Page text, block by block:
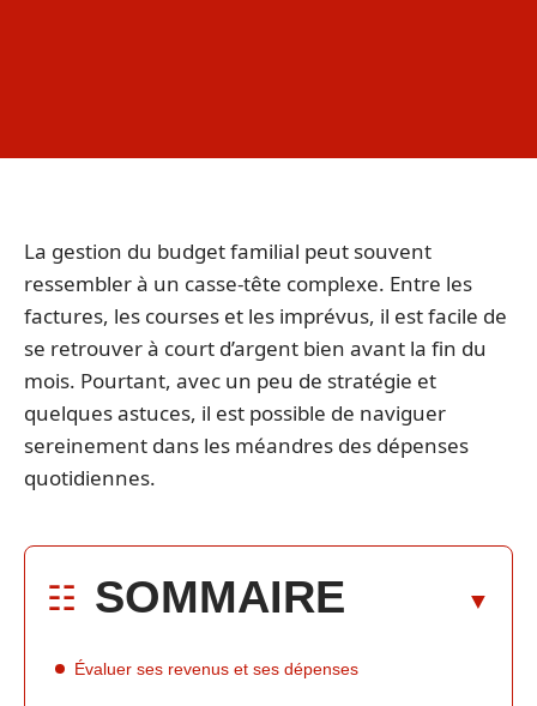
La gestion du budget familial peut souvent
ressembler à un casse-tête complexe. Entre les
factures, les courses et les imprévus, il est facile de
se retrouver à court d’argent bien avant la fin du
mois. Pourtant, avec un peu de stratégie et
quelques astuces, il est possible de naviguer
sereinement dans les méandres des dépenses
quotidiennes.
SOMMAIRE
Évaluer ses revenus et ses dépenses